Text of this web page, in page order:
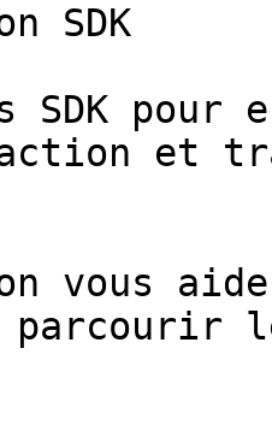
SDK
pour
et
vous
parcourir